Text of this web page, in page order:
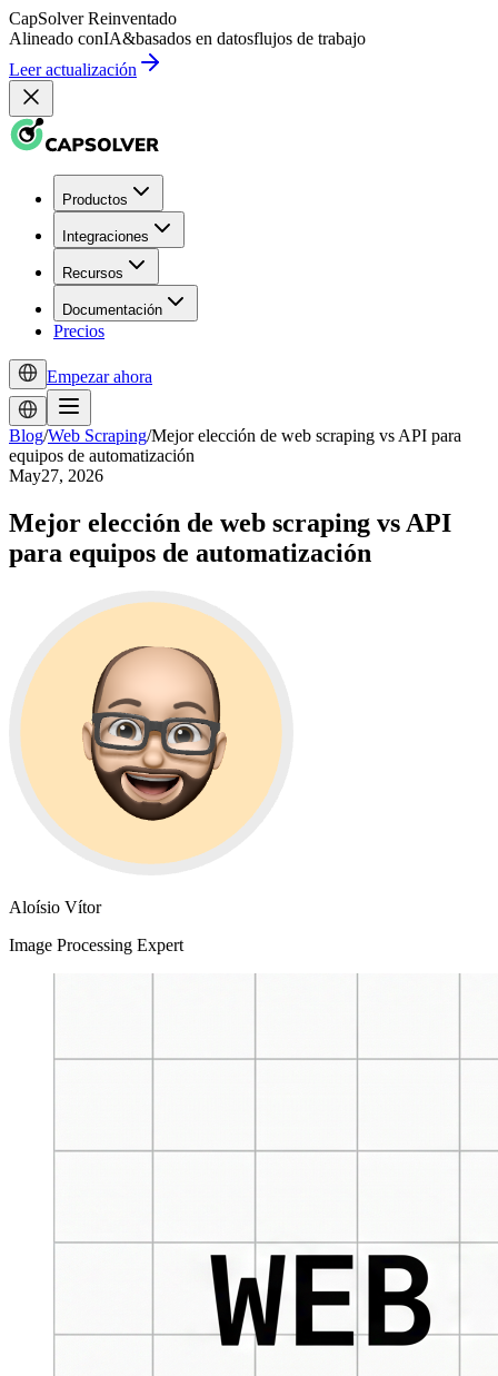
CapSolver Reinventado
Alineado conIA&basados en datosflujos de trabajo
Leer actualización
Productos
Integraciones
Recursos
Documentación
Precios
Empezar ahora
Blog/Web Scraping/Mejor elección de web scraping vs API para
equipos de automatización
May27, 2026
Mejor elección de web scraping vs API
para equipos de automatización
Aloísio Vítor
Image Processing Expert